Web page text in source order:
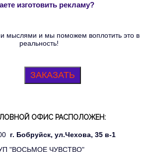
изготовить рекламу?
мыслями и мы поможем воплотить это в
реальность!
ЗАКАЗАТЬ
ОФИС РАСПОЛОЖЕН:
г. Бобруйск, ул.Чехова, 35 в-1
"ВОСЬМОЕ ЧУВСТВО"